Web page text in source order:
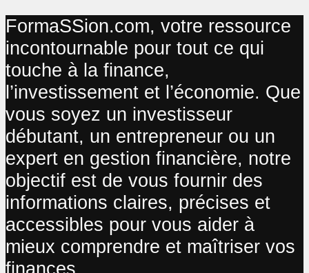
FormaSSion.com, votre ressource
incontournable pour tout ce qui
touche à la finance,
l’investissement et l’économie. Que
vous soyez un investisseur
débutant, un entrepreneur ou un
expert en gestion financière, notre
objectif est de vous fournir des
informations claires, précises et
accessibles pour vous aider à
mieux comprendre et maîtriser vos
finances.